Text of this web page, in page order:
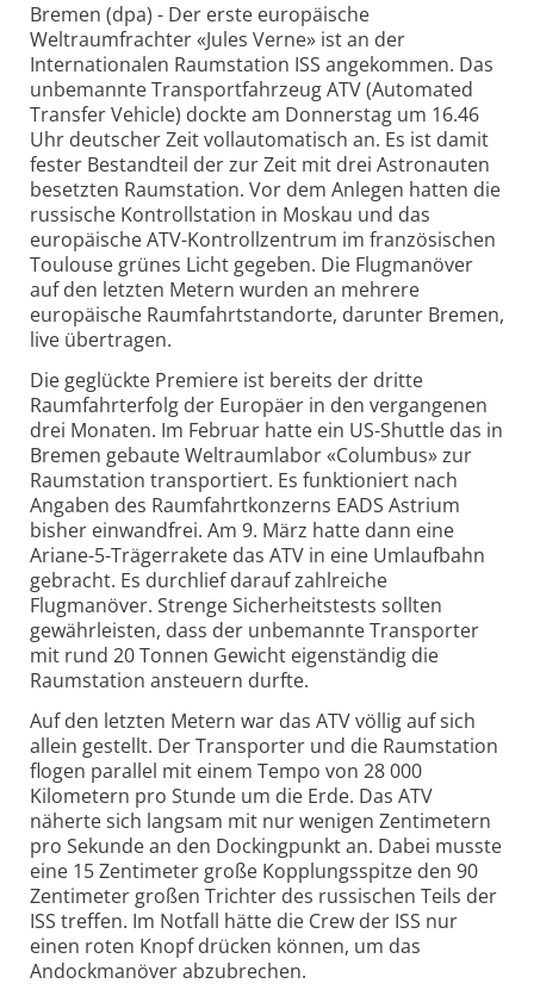
Bremen (dpa) - Der erste europäische
Weltraumfrachter «Jules Verne» ist an der
Internationalen Raumstation ISS angekommen. Das
unbemannte Transportfahrzeug ATV (Automated
Transfer Vehicle) dockte am Donnerstag um 16.46
Uhr deutscher Zeit vollautomatisch an. Es ist damit
fester Bestandteil der zur Zeit mit drei Astronauten
besetzten Raumstation. Vor dem Anlegen hatten die
russische Kontrollstation in Moskau und das
europäische ATV-Kontrollzentrum im französischen
Toulouse grünes Licht gegeben. Die Flugmanöver
auf den letzten Metern wurden an mehrere
europäische Raumfahrtstandorte, darunter Bremen,
live übertragen.
Die geglückte Premiere ist bereits der dritte
Raumfahrterfolg der Europäer in den vergangenen
drei Monaten. Im Februar hatte ein US-Shuttle das in
Bremen gebaute Weltraumlabor «Columbus» zur
Raumstation transportiert. Es funktioniert nach
Angaben des Raumfahrtkonzerns EADS Astrium
bisher einwandfrei. Am 9. März hatte dann eine
Ariane-5-Trägerrakete das ATV in eine Umlaufbahn
gebracht. Es durchlief darauf zahlreiche
Flugmanöver. Strenge Sicherheitstests sollten
gewährleisten, dass der unbemannte Transporter
mit rund 20 Tonnen Gewicht eigenständig die
Raumstation ansteuern durfte.
Auf den letzten Metern war das ATV völlig auf sich
allein gestellt. Der Transporter und die Raumstation
flogen parallel mit einem Tempo von 28 000
Kilometern pro Stunde um die Erde. Das ATV
näherte sich langsam mit nur wenigen Zentimetern
pro Sekunde an den Dockingpunkt an. Dabei musste
eine 15 Zentimeter große Kopplungsspitze den 90
Zentimeter großen Trichter des russischen Teils der
ISS treffen. Im Notfall hätte die Crew der ISS nur
einen roten Knopf drücken können, um das
Andockmanöver abzubrechen.